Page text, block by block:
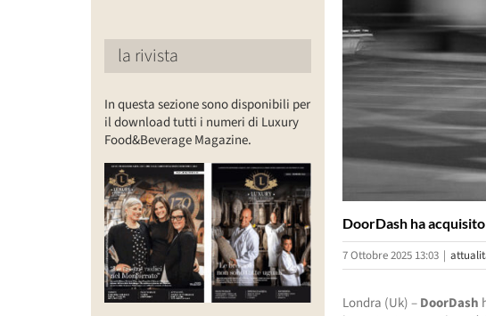
DoorDash ha
7 Ottobre 2025 13:03 |
Londra (Uk) –DoorDash
la rivista
In questa sezione sono disponibili per
il download tutti i numeri di Luxury
Food&Beverage Magazine.